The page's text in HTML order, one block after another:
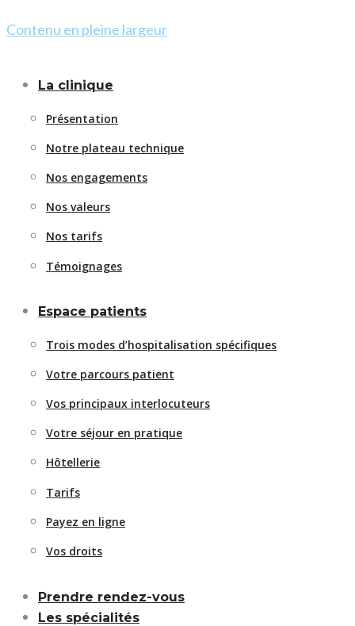
Contenu en pleine largeur
La clinique
Présentation
Notre plateau technique
Nos engagements
Nos valeurs
Nos tarifs
Témoignages
Espace patients
Trois modes d’hospitalisation spécifiques
Votre parcours patient
Vos principaux interlocuteurs
Votre séjour en pratique
Hôtellerie
Tarifs
Payez en ligne
Vos droits
Prendre rendez-vous
Les spécialités